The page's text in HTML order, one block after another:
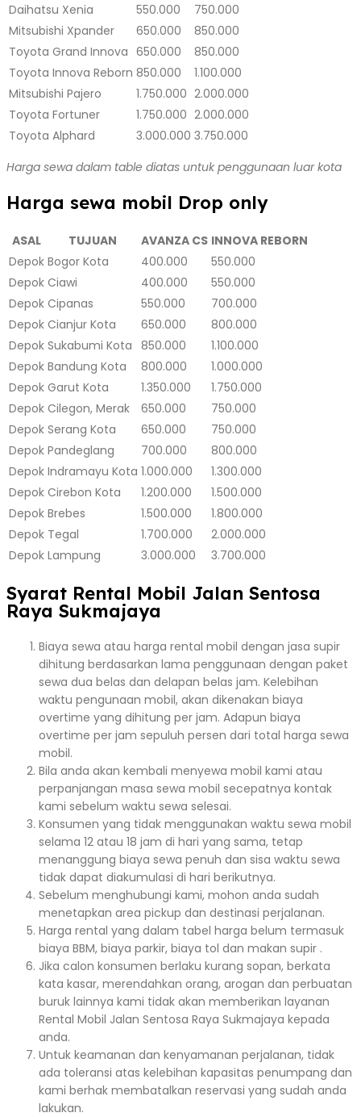
Daihatsu Xenia
550.000
750.000
Mitsubishi Xpander
650.000
850.000
Toyota Grand Innova 650.000
850.000
Toyota Innova Reborn 850.000
1.100.000
Mitsubishi Pajero
1.750.000 2.000.000
Toyota Fortuner
1.750.000 2.000.000
Toyota Alphard
3.000.000 3.750.000
Harga sewa dalam table diatas untuk penggunaan luar kota
Harga sewa mobil Drop only
ASAL TUJUAN AVANZA CS INNOVA REBORN
Depok Bogor Kota 400.000
550.000
Depok Ciawi 400.000
550.000
Depok Cipanas 550.000
700.000
Depok Cianjur Kota 650.000
800.000
Depok Sukabumi Kota 850.000
1.100.000
Depok Bandung Kota 800.000
1.000.000
Depok Garut Kota 1.350.000
1.750.000
Depok Cilegon, Merak 650.000
750.000
Depok Serang Kota 650.000
750.000
Depok Pandeglang 700.000
800.000
Depok Indramayu Kota 1.000.000
1.300.000
Depok Cirebon Kota 1.200.000
1.500.000
Depok Brebes 1.500.000
1.800.000
Depok Tegal 1.700.000
2.000.000
Depok Lampung 3.000.000 3.700.000
Syarat Rental Mobil Jalan Sentosa
Raya Sukmajaya
Biaya sewa atau harga rental mobil dengan jasa supir
dihitung berdasarkan lama penggunaan dengan paket
sewa dua belas dan delapan belas jam. Kelebihan
waktu pengunaan mobil, akan dikenakan biaya
overtime yang dihitung per jam. Adapun biaya
overtime per jam sepuluh persen dari total harga sewa
mobil.
Bila anda akan kembali menyewa mobil kami atau
perpanjangan masa sewa mobil secepatnya kontak
kami sebelum waktu sewa selesai.
Konsumen yang tidak menggunakan waktu sewa mobil
selama 12 atau 18 jam di hari yang sama, tetap
menanggung biaya sewa penuh dan sisa waktu sewa
tidak dapat diakumulasi di hari berikutnya.
Sebelum menghubungi kami, mohon anda sudah
menetapkan area pickup dan destinasi perjalanan.
Harga rental yang dalam tabel harga belum termasuk
biaya BBM, biaya parkir, biaya tol dan makan supir .
Jika calon konsumen berlaku kurang sopan, berkata
kata kasar, merendahkan orang, arogan dan perbuatan
buruk lainnya kami tidak akan memberikan layanan
Rental Mobil Jalan Sentosa Raya Sukmajaya kepada
anda.
Untuk keamanan dan kenyamanan perjalanan, tidak
ada toleransi atas kelebihan kapasitas penumpang dan
kami berhak membatalkan reservasi yang sudah anda
lakukan.